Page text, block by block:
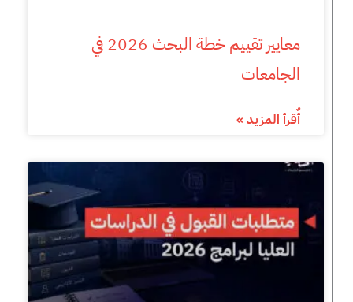
معايير تقييم خطة البحث 2026 في
الجامعات
أٌقرأ المزيد »